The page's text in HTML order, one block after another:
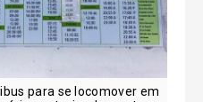
para se locomover em